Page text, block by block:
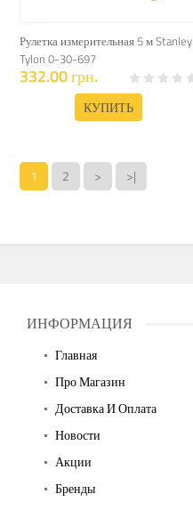
Рулетка измерительная 5 м Stanley
Tylon 0-30-697
332.00 грн.
КУПИТЬ
1 2 > >|
ИНФОРМАЦИЯ
Главная
Про Магазин
Доставка И Оплата
Новости
Акции
Бренды